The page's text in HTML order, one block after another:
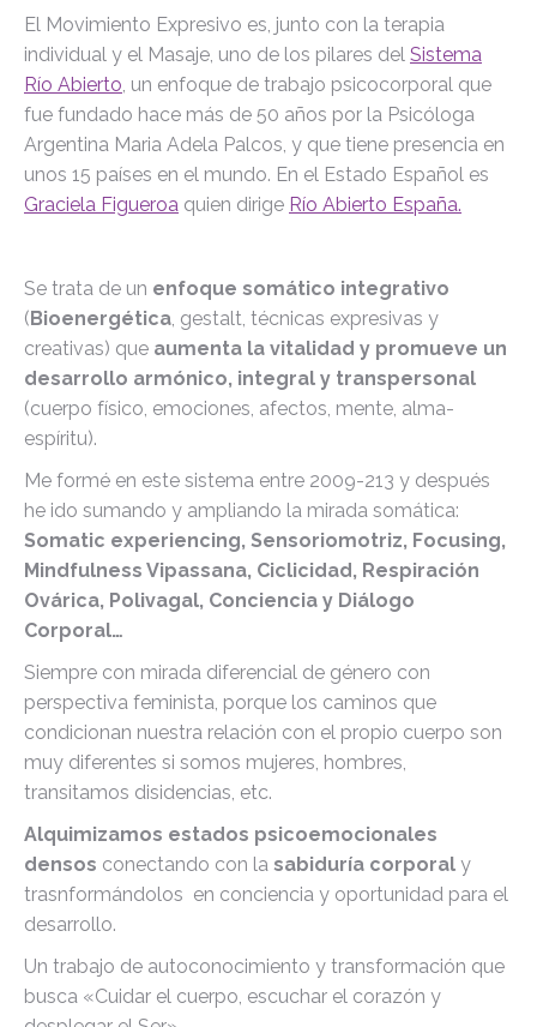
El Movimiento Expresivo es, junto con la terapia
individual y el Masaje, uno de los pilares del Sistema
Río Abierto, un enfoque de trabajo psicocorporal que
fue fundado hace más de 50 años por la Psicóloga
Argentina Maria Adela Palcos, y que tiene presencia en
unos 15 países en el mundo. En el Estado Español es
Graciela Figueroa quien dirige Río Abierto España.
Se trata de un enfoque somático integrativo
(Bioenergética, gestalt, técnicas expresivas y
creativas) que aumenta la vitalidad y promueve un
desarrollo armónico, integral y transpersonal
(cuerpo físico, emociones, afectos, mente, alma-
espíritu).
Me formé en este sistema entre 2009-213 y después
he ido sumando y ampliando la mirada somática:
Somatic experiencing, Sensoriomotriz, Focusing,
Mindfulness Vipassana, Ciclicidad, Respiración
Ovárica, Polivagal, Conciencia y Diálogo
Corporal…
Siempre con mirada diferencial de género con
perspectiva feminista, porque los caminos que
condicionan nuestra relación con el propio cuerpo son
muy diferentes si somos mujeres, hombres,
transitamos disidencias, etc.
Alquimizamos estados psicoemocionales
densos conectando con la sabiduría corporal y
trasnformándolos en conciencia y oportunidad para el
desarrollo.
Un trabajo de autoconocimiento y transformación que
busca «Cuidar el cuerpo, escuchar el corazón y